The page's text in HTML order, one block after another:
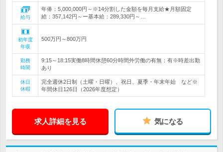
給与
年俸：5,000,000円～※14分割した金額を毎月支給★月額固定
給：357,142円～ー基本給：289,330円～…
初年度
年収
500万円～800万円
勤務
時間
9:15～18:15実働8時間休憩60分時間外労働の有無：有※時差出勤
あり
休日
休暇
完全週休2日制（土曜・日曜）、祝日、夏季・年末年始 など※
年間休日126日（2026年度想定）
求人詳細を見る 気になる